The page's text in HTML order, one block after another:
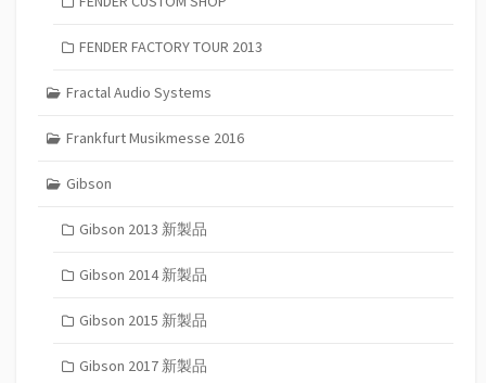
FENDER FACTORY TOUR 2013
Fractal Audio Systems
Frankfurt Musikmesse 2016
Gibson
Gibson 2013 新製品
Gibson 2014 新製品
Gibson 2015 新製品
Gibson 2017 新製品